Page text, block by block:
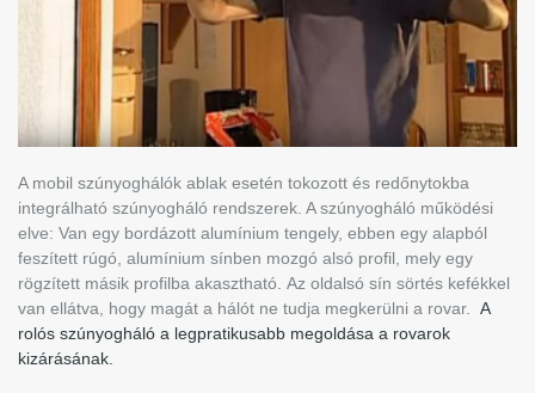
A mobil szúnyoghálók ablak esetén tokozott és redőnytokba
integrálható szúnyogháló rendszerek. A szúnyogháló működési
elve: Van egy bordázott alumínium tengely, ebben egy alapból
feszített rúgó, alumínium sínben mozgó alsó profil, mely egy
rögzített másik profilba akasztható. Az oldalsó sín sörtés kefékkel
van ellátva, hogy magát a hálót ne tudja megkerülni a rovar. A
rolós szúnyogháló a legpratikusabb megoldása a rovarok
kizárásának.